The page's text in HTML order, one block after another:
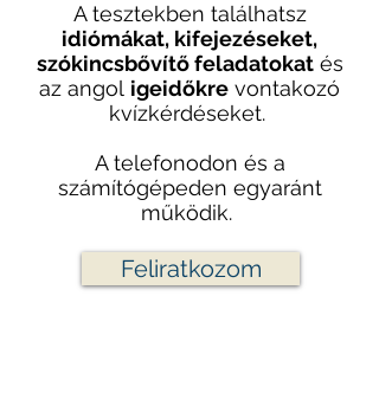
A tesztekben találhatsz
idiómákat, kifejezéseket,
szókincsbővítő feladatokatés
az angol igeidőkre vontakozó
kvízkérdéseket.
A telefonodon és a
számítógépeden egyaránt
működik.
Feliratkozom